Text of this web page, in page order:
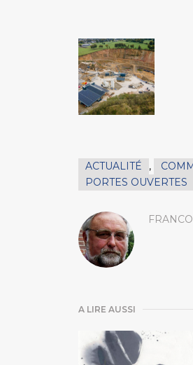
ACTUALITÉ ,
PORTES OUVERTES
A LIRE AUSSI